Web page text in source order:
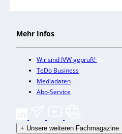
Mehr Infos
Wir sind IVW geprüft!
TeDo Business
Mediadaten
Abo-Service
+ Unsere weiteren Fachmagazine